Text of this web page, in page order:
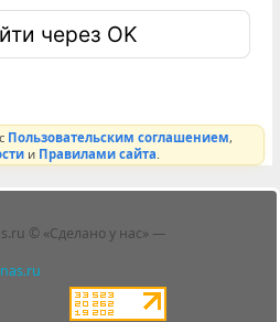
через OK
с Пользовательским соглашением,
и Правилами сайта
© «Сделано у нас» —